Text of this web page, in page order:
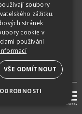
soubory
zážitku.
stránek
cookie v
používání
VŠE ODMÍTNOUT